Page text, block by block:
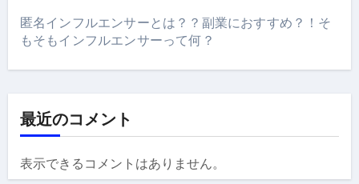
匿名インフルエンサーとは？？副業におすすめ？！そ
もそもインフルエンサーって何？
最近のコメント
表示できるコメントはありません。